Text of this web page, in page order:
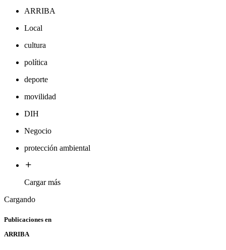
ARRIBA
Local
cultura
política
deporte
movilidad
DIH
Negocio
protección ambiental
Cargar más
Cargando
Publicaciones en
ARRIBA